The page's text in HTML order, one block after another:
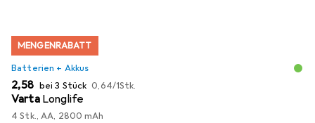
MENGENRABATT
Batterien + Akkus
EUR
2,58 bei 3 Stück EUR
0,64/1Stk.
Varta Longlife
4 Stk., AA, 2800 mAh